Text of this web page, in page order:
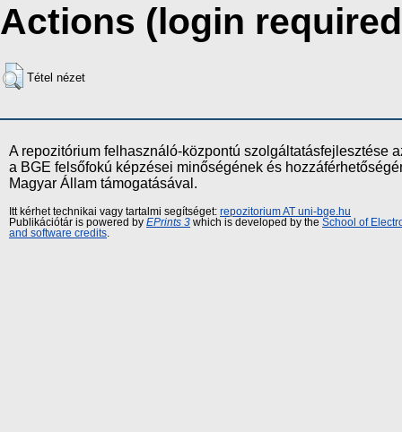
Actions (login
Tétel nézet
A repozitórium felhasználó-központú szolgáltatásfejlesztése
a BGE felsőfokú képzései minőségének és
Magyar Állam támogatásával.
Itt kérhet technikai vagy tartalmi segítséget: repozitorium AT uni-bge.hu
Publikációtár is powered by EPrints 3 which is developed by the School of
and software credits.